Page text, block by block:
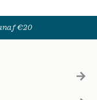
€20